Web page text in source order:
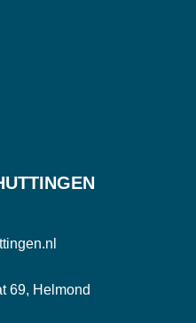
69, Helmond